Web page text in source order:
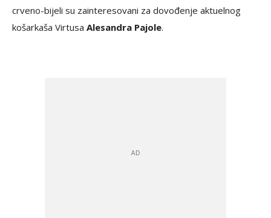
crveno-bijeli su zainteresovani za dovođenje aktuelnog
košarkaša Virtusa Alesandra Pajole.